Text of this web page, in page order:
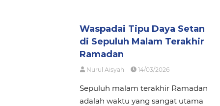
Waspadai Tipu Daya Setan
di Sepuluh Malam Terakhir
Ramadan
Nurul Aisyah 14/03/2026
Sepuluh malam terakhir Ramadan
adalah waktu yang sangat utama